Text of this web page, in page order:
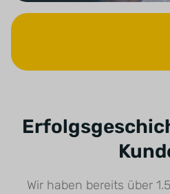
Wir haben bereits über